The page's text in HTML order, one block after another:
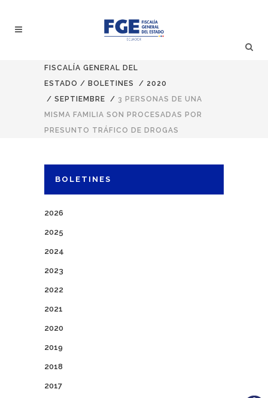
FISCALÍA GENERAL DEL
ESTADO / BOLETINES / 2020
/ SEPTIEMBRE / 3 PERSONAS DE UNA
MISMA FAMILIA SON PROCESADAS POR
PRESUNTO TRÁFICO DE DROGAS
BOLETINES
2026
2025
2024
2023
2022
2021
2020
2019
2018
2017